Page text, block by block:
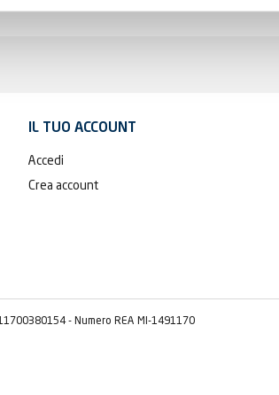
IL TUO ACCOUNT
Accedi
Crea account
- Numero REA MI-1491170